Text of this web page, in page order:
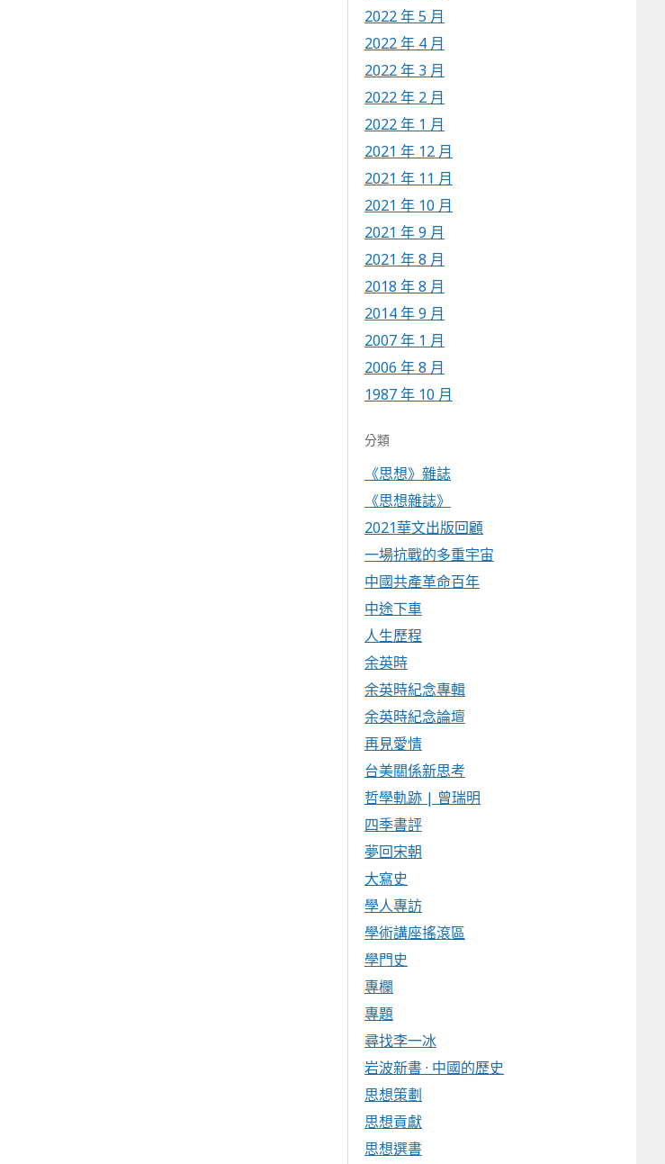
2022 年 5 月
2022 年 4 月
2022 年 3 月
2022 年 2 月
2022 年 1 月
2021 年 12 月
2021 年 11 月
2021 年 10 月
2021 年 9 月
2021 年 8 月
2018 年 8 月
2014 年 9 月
2007 年 1 月
2006 年 8 月
1987 年 10 月
分類
《思想》雜誌
《思想雜誌》
2021華文出版回顧
一場抗戰的多重宇宙
中國共產革命百年
中途下車
人生歷程
余英時
余英時紀念專輯
余英時紀念論壇
再見愛情
台美關係新思考
哲學軌跡 | 曾瑞明
四季書評
夢回宋朝
大寫史
學人專訪
學術講座搖滾區
學門史
專欄
專題
尋找李一冰
岩波新書 · 中國的歷史
思想策劃
思想貢獻
思想選書